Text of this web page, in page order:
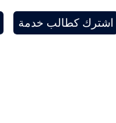
اشترك كطالب خدمة